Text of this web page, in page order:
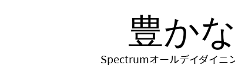
豊か
Spectrumオールデイダイニ